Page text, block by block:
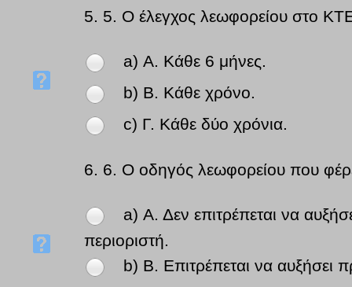
5. 5. Ο έλεγχος λεωφορείου στο
a) Α. Κάθε 6 μήνες.
b) Β. Κάθε χρόνο.
c) Γ. Κάθε δύο χρόνια.
6. 6. Ο οδηγός λεωφορείου που
a) Α. Δεν επιτρέπεται να
περιοριστή.
b) Β. Επιτρέπεται να αυξήσει